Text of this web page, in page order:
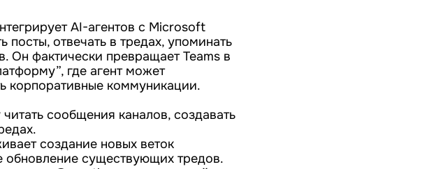
AI-агентов с Microsoft
посты, отвечать в тредах, упоминать
Он фактически превращает Teams в
где агент может
корпоративные коммуникации.
сообщения каналов, создавать
создание новых веток
обновление существующих тредов.